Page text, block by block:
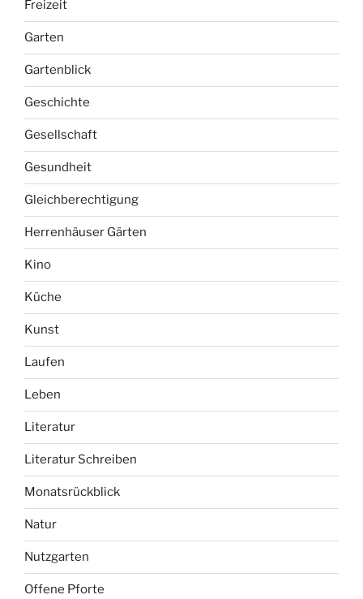
Freizeit
Garten
Gartenblick
Geschichte
Gesellschaft
Gesundheit
Gleichberechtigung
Herrenhäuser Gärten
Kino
Küche
Kunst
Laufen
Leben
Literatur
Literatur Schreiben
Monatsrückblick
Natur
Nutzgarten
Offene Pforte